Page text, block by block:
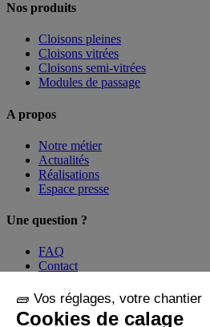
Nos produits
Cloisons pleines
Cloisons vitrées
Cloisons semi-vitrées
Modules de passage
A propos
Notre métier
Actualités
Réalisations
Espace presse
Une question ?
FAQ
Contact